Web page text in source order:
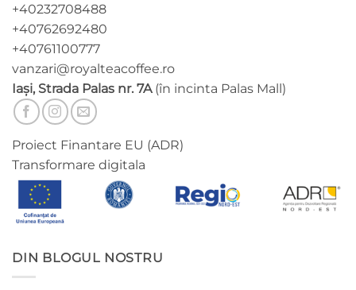
pagina
produsului.
+40232708488
+40762692480
+40761100777
vanzari@royalteacoffee.ro
Iași, Strada Palas nr. 7A(în incinta Palas Mall)
Proiect Finantare EU (ADR)
Transformare digitala
DIN BLOGUL NOSTRU